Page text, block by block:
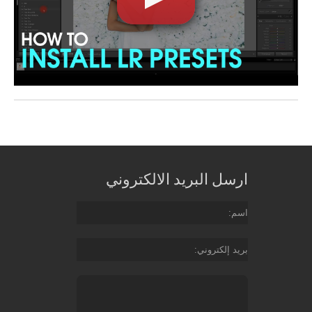
ارسل البريد الالكتروني
اسم
بريد إلكتروني